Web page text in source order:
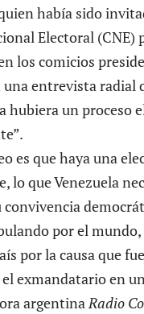
había sido
Electoral (CNE)
los comicios
entrevista radial
hubiera un proceso
es que haya una
lo que Venezuela
convivencia
por el mundo,
por la causa que
exmandatario en
argentinaRadio